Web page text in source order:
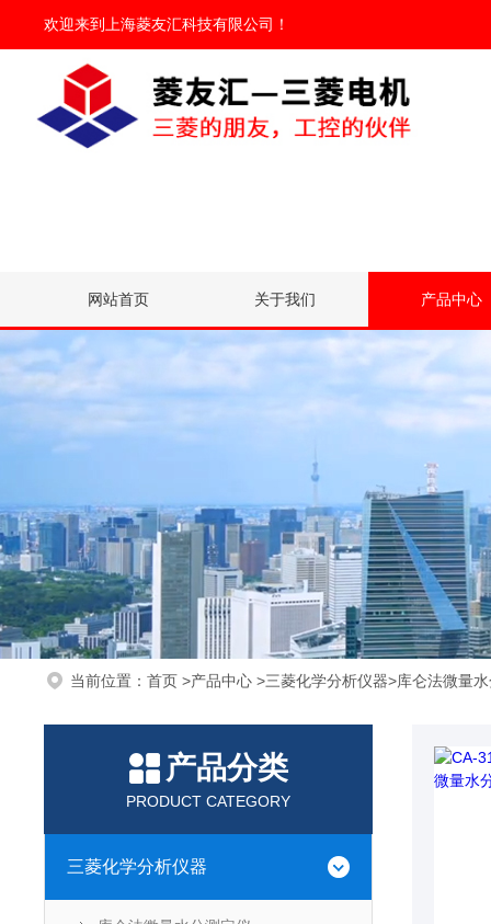
欢迎来到 上海菱友汇科技有限公司 ！
网站首页 关于我们 产品中心
当前位置： 首页 >产品中心 >三菱化学分析仪器>库仑法微量
产品分类
PRODUCT CATEGORY
三菱化学分析仪器